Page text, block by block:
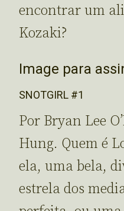
encontrar um
Kozaki?
Image para
SNOTGIRL #1
Por Bryan Lee
Hung. Quem é
ela, uma bela,
estrela dos